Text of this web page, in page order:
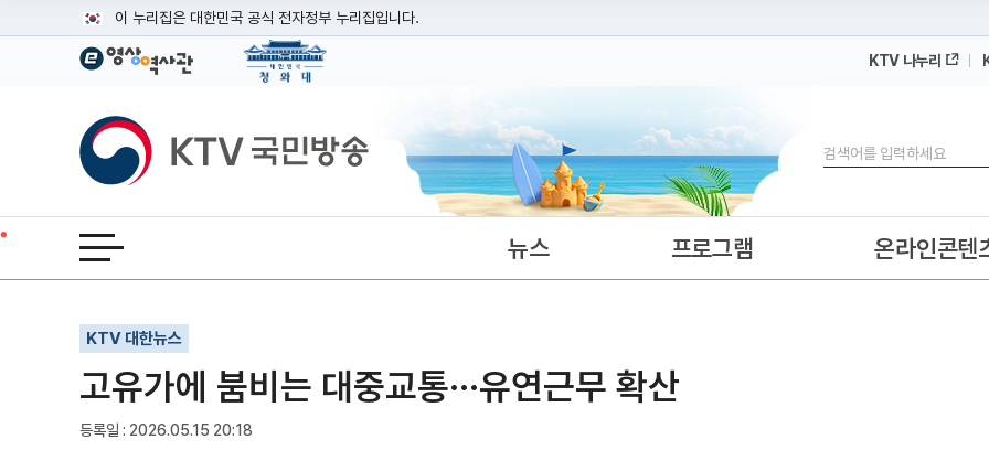
이 누리집은 대한민국 공식 전자정부 누리집입니다.
공식 누리집 주소 확인하기
이밖에 or.kr 또는 .kr등 다른 도메인 주소를 사용하고 있다면 아래 URL에서 도메인 주소를 확인해 보세요
운영중인 공식 누리집보기
KTV 나누리
KTV국민방송
검색
전체메뉴 열기 뉴스 프로그램 온라인콘텐
KTV 대한뉴스
고유가에 붐비는 대중교통···유연근무 확산
등록일 : 2026.05.15 20:18
기사인쇄
글자확대
글자축소